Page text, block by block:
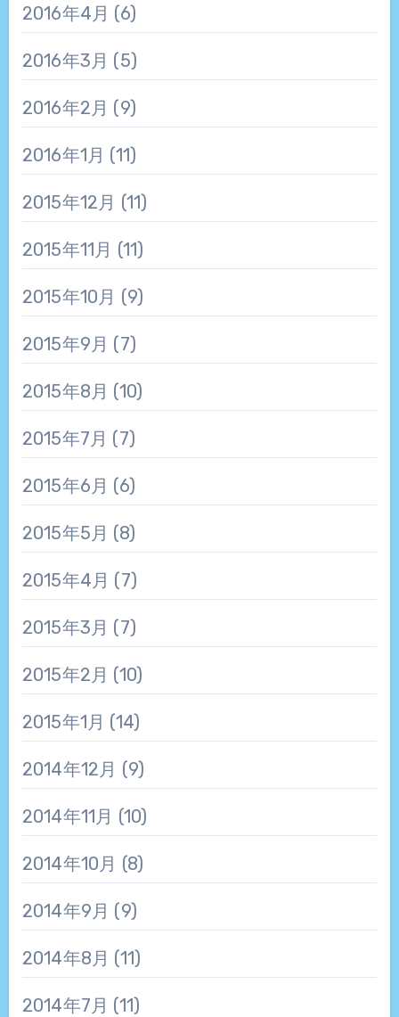
2016年4月 (6)
2016年3月 (5)
2016年2月 (9)
2016年1月 (11)
2015年12月 (11)
2015年11月 (11)
2015年10月 (9)
2015年9月 (7)
2015年8月 (10)
2015年7月 (7)
2015年6月 (6)
2015年5月 (8)
2015年4月 (7)
2015年3月 (7)
2015年2月 (10)
2015年1月 (14)
2014年12月 (9)
2014年11月 (10)
2014年10月 (8)
2014年9月 (9)
2014年8月 (11)
2014年7月 (11)